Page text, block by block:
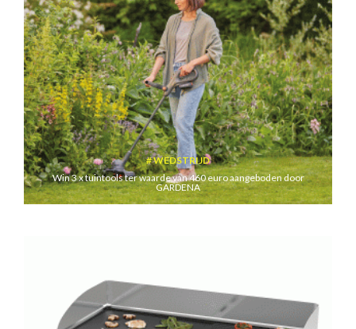
WEDSTRIJD
Win 3 x tuintools ter waarde van 460 euro aangeboden door
GARDENA